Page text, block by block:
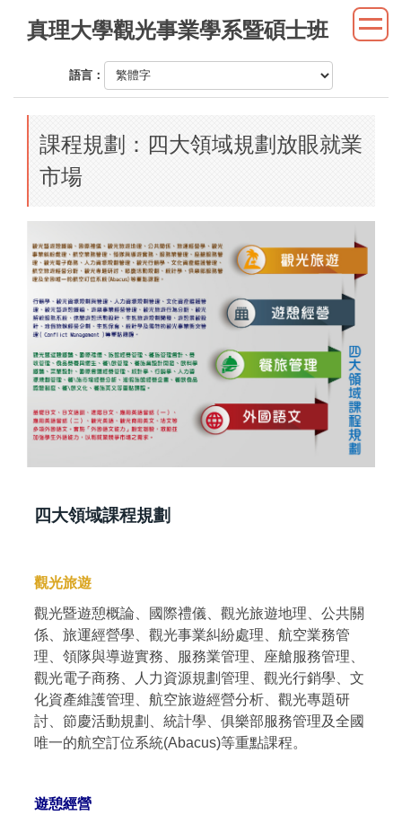
內
真理大學觀光事業學系暨碩士班
語言：
課程規劃：四大領域規劃放眼就業
市場
四大領域課程規劃
觀光旅遊
觀光暨遊憩概論、國際禮儀、觀光旅遊地理、公共關
係、旅運經營學、觀光事業糾紛處理、航空業務管
理、領隊與導遊實務、服務業管理、座艙服務管理、
觀光電子商務、人力資源規劃管理、觀光行銷學、文
化資產維護管理、航空旅遊經營分析、觀光專題研
討、節慶活動規劃、統計學、俱樂部服務管理及全國
唯一的航空訂位系統(Abacus)等重點課程。
遊憩經營